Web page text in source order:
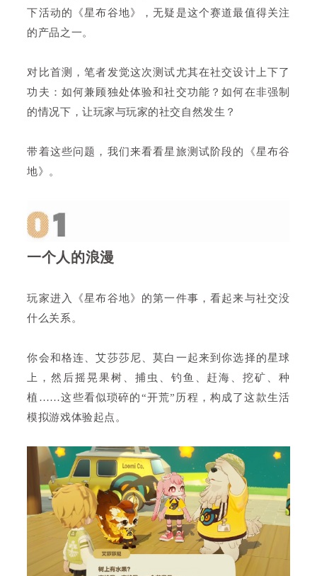
下活动的《星布谷地》，无疑是这个赛道最值得关注
的产品之一。
对比首测，笔者发觉这次测试尤其在社交设计上下了
功夫：如何兼顾独处体验和社交功能？如何在非强制
的情况下，让玩家与玩家的社交自然发生？
带着这些问题，我们来看看星旅测试阶段的《星布谷
地》。
一个人的浪漫
玩家进入《星布谷地》的第一件事，看起来与社交没
什么关系。
你会和格连、艾莎莎尼、莫白一起来到你选择的星球
上，然后摇晃果树、捕虫、钓鱼、赶海、挖矿、种
植……这些看似琐碎的“开荒”历程，构成了这款生活
模拟游戏体验起点。